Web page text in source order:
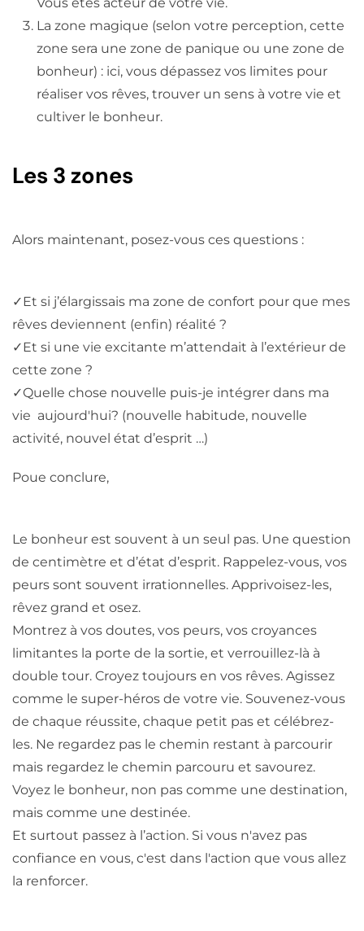
La zone magique (selon votre perception, cette
zone sera une zone de panique ou une zone de
bonheur) : ici, vous dépassez vos limites pour
réaliser vos rêves, trouver un sens à votre vie et
cultiver le bonheur.
Les 3 zones
Alors maintenant, posez-vous ces questions :
✓Et si j’élargissais ma zone de confort pour que mes
rêves deviennent (enfin) réalité ?
✓Et si une vie excitante m’attendait à l’extérieur de
cette zone ?
✓Quelle chose nouvelle puis-je intégrer dans ma
vie aujourd'hui? (nouvelle habitude, nouvelle
activité, nouvel état d’esprit …)
Poue conclure,
Le bonheur est souvent à un seul pas. Une question
de centimètre et d’état d’esprit. Rappelez-vous, vos
peurs sont souvent irrationnelles. Apprivoisez-les,
rêvez grand et osez.
Montrez à vos doutes, vos peurs, vos croyances
limitantes la porte de la sortie, et verrouillez-là à
double tour. Croyez toujours en vos rêves. Agissez
comme le super-héros de votre vie. Souvenez-vous
de chaque réussite, chaque petit pas et célébrez-
les. Ne regardez pas le chemin restant à parcourir
mais regardez le chemin parcouru et savourez.
Voyez le bonheur, non pas comme une destination,
mais comme une destinée.
Et surtout passez à l’action. Si vous n'avez pas
confiance en vous, c'est dans l'action que vous allez
la renforcer.